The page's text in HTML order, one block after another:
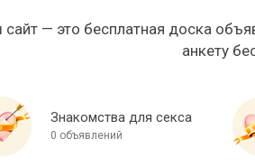
— это бесплатная доска
анкету
Знакомства для секса
0 объявлений